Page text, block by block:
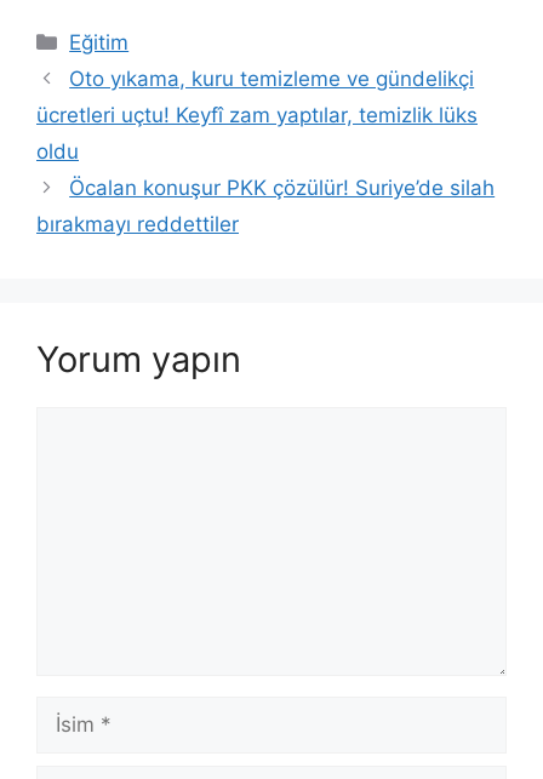
Kategoriler
Eğitim
Oto yıkama, kuru temizleme ve gündelikçi
ücretleri uçtu! Keyfî zam yaptılar, temizlik lüks
oldu
Öcalan konuşur PKK çözülür! Suriye’de silah
bırakmayı reddettiler
Yorum yapın
İsim